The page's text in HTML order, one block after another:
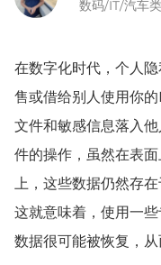
数码/IT/汽车
在数字化时代，个人
售或借给别人使用你
文件和敏感信息落入
件的操作，虽然在表
上，这些数据仍然存
这就意味着，使用一
数据很可能被恢复，从